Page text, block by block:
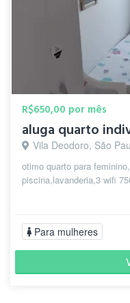
R$650,00 por mês
aluga quarto
Vila Deodoro, São
otimo quarto para
piscina,lavanderia,3 wifi
Para mulheres